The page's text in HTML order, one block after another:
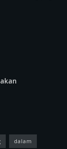
dalam